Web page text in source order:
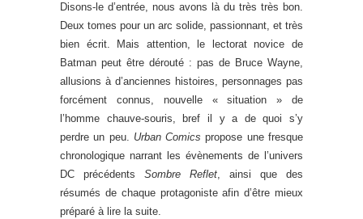
Disons-le d’entrée, nous avons là du très très bon.
Deux tomes pour un arc solide, passionnant, et très
bien écrit. Mais attention, le lectorat novice de
Batman peut être dérouté : pas de Bruce Wayne,
allusions à d’anciennes histoires, personnages pas
forcément connus, nouvelle « situation » de
l’homme chauve-souris, bref il y a de quoi s’y
perdre un peu. Urban Comics propose une fresque
chronologique narrant les évènements de l’univers
DC précédents Sombre Reflet, ainsi que des
résumés de chaque protagoniste afin d’être mieux
préparé à lire la suite.